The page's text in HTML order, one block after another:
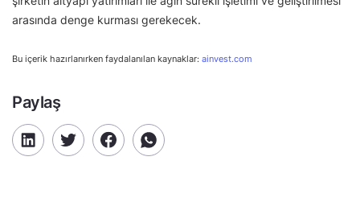
arasında denge kurması gerekecek.
Bu içerik hazırlanırken faydalanılan kaynaklar: ainvest.com
Paylaş